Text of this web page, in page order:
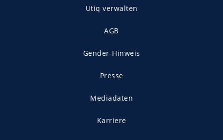
Utiq verwalten
AGB
Gender-Hinweis
Presse
Mediadaten
Karriere